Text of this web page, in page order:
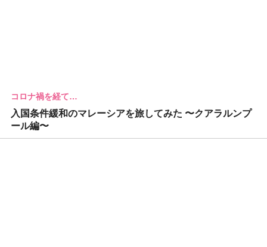
コロナ禍を経て…
入国条件緩和のマレーシアを旅してみた 〜クアラルンプ
ール編〜